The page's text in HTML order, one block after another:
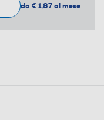
da € 1,87 al mese